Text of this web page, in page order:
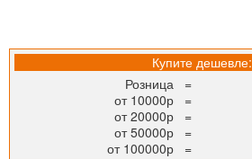
Купите дешевле:
Розница
=
от 10000р
=
от 20000р
=
от 50000р
=
от 100000р
=